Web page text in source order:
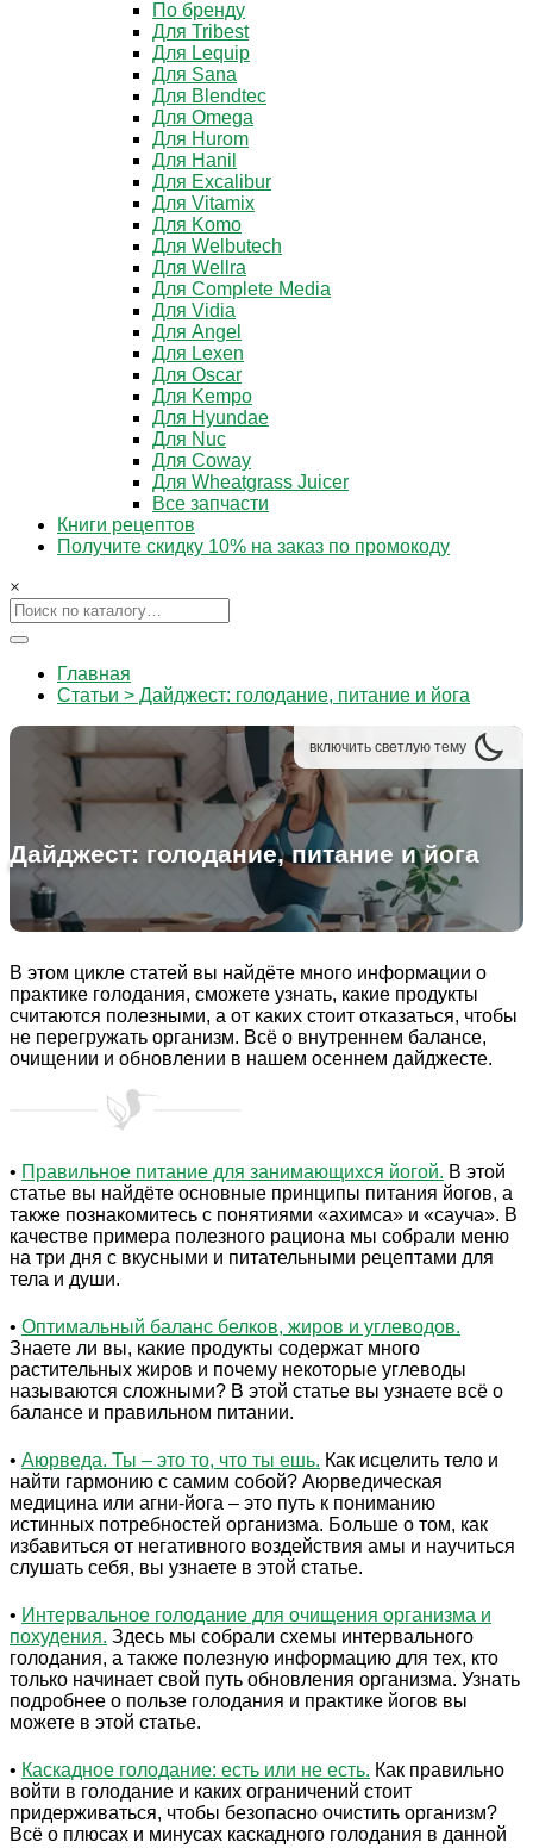
По бренду
Для Tribest
Для Lequip
Для Sana
Для Blendtec
Для Omega
Для Hurom
Для Hanil
Для Excalibur
Для Vitamix
Для Komo
Для Welbutech
Для Wellra
Для Complete Media
Для Vidia
Для Angel
Для Lexen
Для Oscar
Для Kempo
Для Hyundae
Для Nuc
Для Coway
Для Wheatgrass Juicer
Все запчасти
Книги рецептов
Получите скидку 10% на заказ по промокоду
×
Главная
Статьи > Дайджест: голодание, питание и йога
включить светлую тему
Дайджест: голодание, питание и йога
В этом цикле статей вы найдёте много информации о
практике голодания, сможете узнать, какие продукты
считаются полезными, а от каких стоит отказаться, чтобы
не перегружать организм. Всё о внутреннем балансе,
очищении и обновлении в нашем осеннем дайджесте.
• Правильное питание для занимающихся йогой. В этой
статье вы найдёте основные принципы питания йогов, а
также познакомитесь с понятиями «ахимса» и «сауча». В
качестве примера полезного рациона мы собрали меню
на три дня с вкусными и питательными рецептами для
тела и души.
• Оптимальный баланс белков, жиров и углеводов.
Знаете ли вы, какие продукты содержат много
растительных жиров и почему некоторые углеводы
называются сложными? В этой статье вы узнаете всё о
балансе и правильном питании.
• Аюрведа. Ты – это то, что ты ешь. Как исцелить тело и
найти гармонию с самим собой? Аюрведическая
медицина или агни-йога – это путь к пониманию
истинных потребностей организма. Больше о том, как
избавиться от негативного воздействия амы и научиться
слушать себя, вы узнаете в этой статье.
• Интервальное голодание для очищения организма и
похудения. Здесь мы собрали схемы интервального
голодания, а также полезную информацию для тех, кто
только начинает свой путь обновления организма. Узнать
подробнее о пользе голодания и практике йогов вы
можете в этой статье.
• Каскадное голодание: есть или не есть. Как правильно
войти в голодание и каких ограничений стоит
придерживаться, чтобы безопасно очистить организм?
Всё о плюсах и минусах каскадного голодания в данной